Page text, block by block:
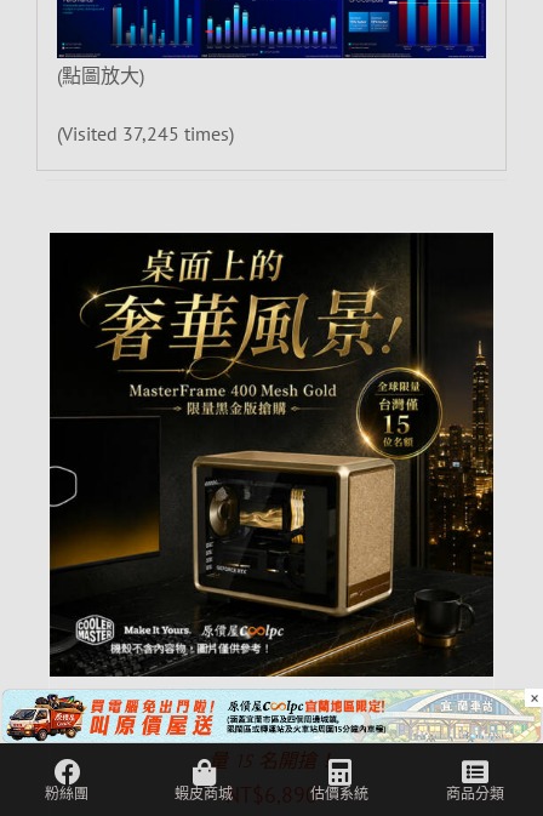
(點圖放大)
(Visited 37,245 times)
【原價屋搶購】桌面上的奢華風景！酷碼
MasterFrame 400 Mesh Gold 黑金版機殼，限
量 15 名開搶！
NT$ 6,890
×